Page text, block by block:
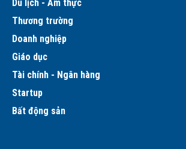
Du lịch - Ẩm thực
Thương trường
Doanh nghiệp
Giáo dục
Tài chính - Ngân hàng
Startup
Bất động sản